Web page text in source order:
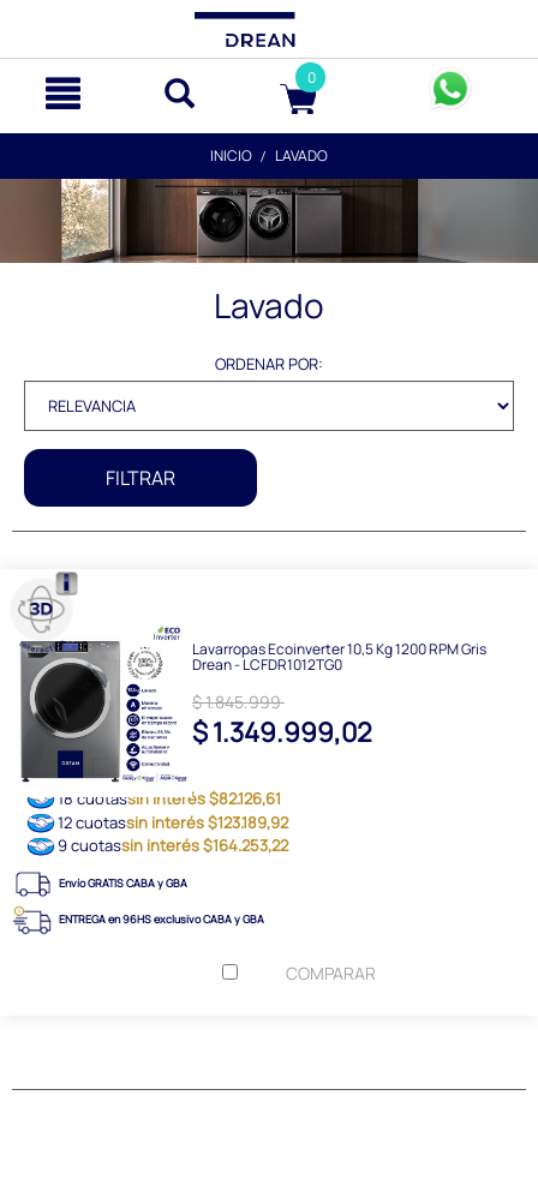
0
INICIO LAVADO
Lavado
ORDENAR POR:
FILTRAR
Lavarropas Ecoinverter 10,5 Kg 1200 RPM Gris
Drean - LCFDR1012TG0
$ 1.845.999
$ 1.349.999,02
18 cuotassin interés $82.126,61
12 cuotassin interés $123.189,92
9 cuotassin interés $164.253,22
Envío GRATIS CABA y GBA
ENTREGA en 96HS exclusivo CABA y GBA
COMPARAR